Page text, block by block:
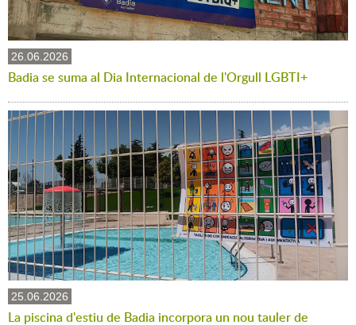
26.06.2026
Badia se suma al Dia Internacional de l'Orgull LGBTI+
25.06.2026
La piscina d'estiu de Badia incorpora un nou tauler de